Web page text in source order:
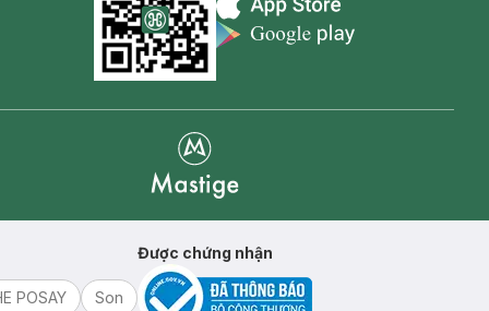
áo có phần
biết bao.
Appstore icon
POSAY Son
Được chứng nhận